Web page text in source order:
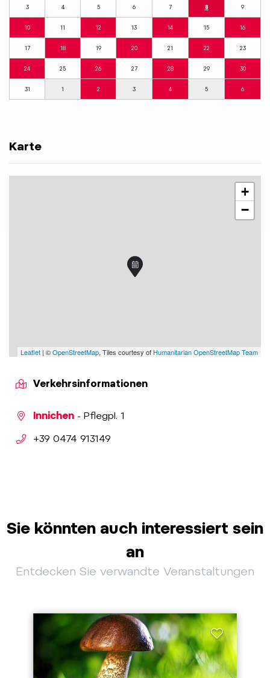
3 4 5 6 7 8 9
10 11 12 13 14 15 16
17 18 19 20 21 22 23
24 25 26 27 28 29 30
31 1 2 3 4 5 6
Karte
+
−
Leaflet | ©OpenStreetMap, Tiles courtesy of Humanitarian OpenStreetMap Team
Verkehrsinformationen
Innichen - Pflegpl. 1
aria.phone:
+39 0474 913149
Sie könnten auch interessiert sein
an
Entdecken Sie verwandte Veranstaltungen